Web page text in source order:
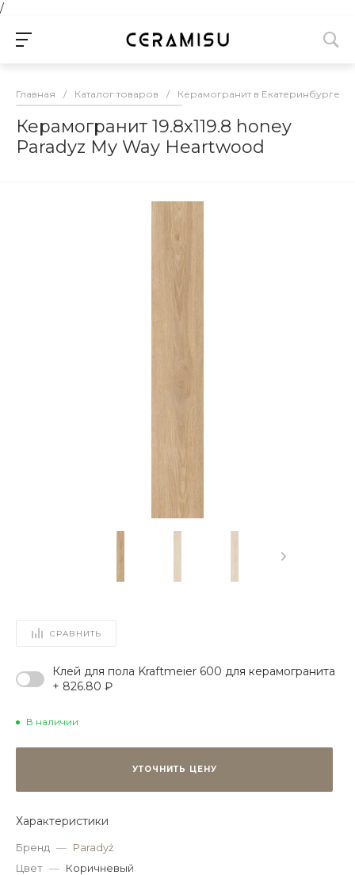
/
Главная / Каталог товаров / Керамогранит в Екатеринбурге
Керамогранит 19.8х119.8 honey
Paradyz My Way Heartwood
СРАВНИТЬ
Клей для пола Kraftmeier 600 для керамогранита
+ 826.80 ₽
В наличии
УТОЧНИТЬ ЦЕНУ
Характеристики
Бренд — Paradyż
Цвет — Коричневый